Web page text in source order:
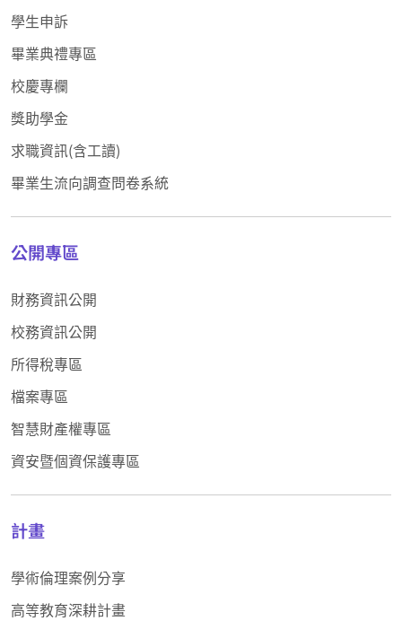
學生申訴
畢業典禮專區
校慶專欄
獎助學金
求職資訊(含工讀)
畢業生流向調查問卷系統
公開專區
財務資訊公開
校務資訊公開
所得稅專區
檔案專區
智慧財產權專區
資安暨個資保護專區
計畫
學術倫理案例分享
高等教育深耕計畫